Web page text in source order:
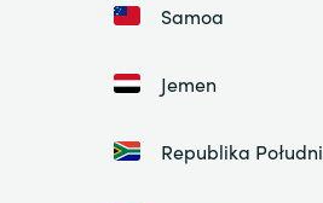
Samoa
Jemen
Republika